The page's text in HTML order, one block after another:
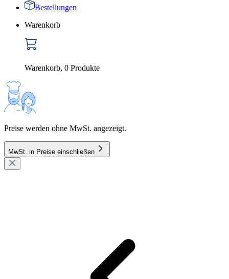
Bestellungen
Warenkorb
Warenkorb, 0 Produkte
Preise werden ohne MwSt. angezeigt.
MwSt. in Preise einschließen